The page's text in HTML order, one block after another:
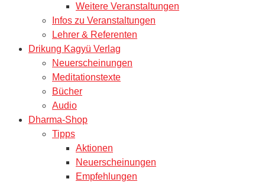
Weitere Veranstaltungen
Infos zu Veranstaltungen
Lehrer & Referenten
Drikung Kagyü Verlag
Neuerscheinungen
Meditationstexte
Bücher
Audio
Dharma-Shop
Tipps
Aktionen
Neuerscheinungen
Empfehlungen